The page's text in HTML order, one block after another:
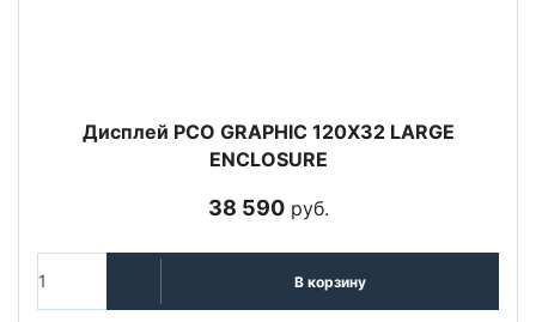
Дисплей PCO GRAPHIC 120X32 LARGE
ENCLOSURE
38 590руб.
В корзину